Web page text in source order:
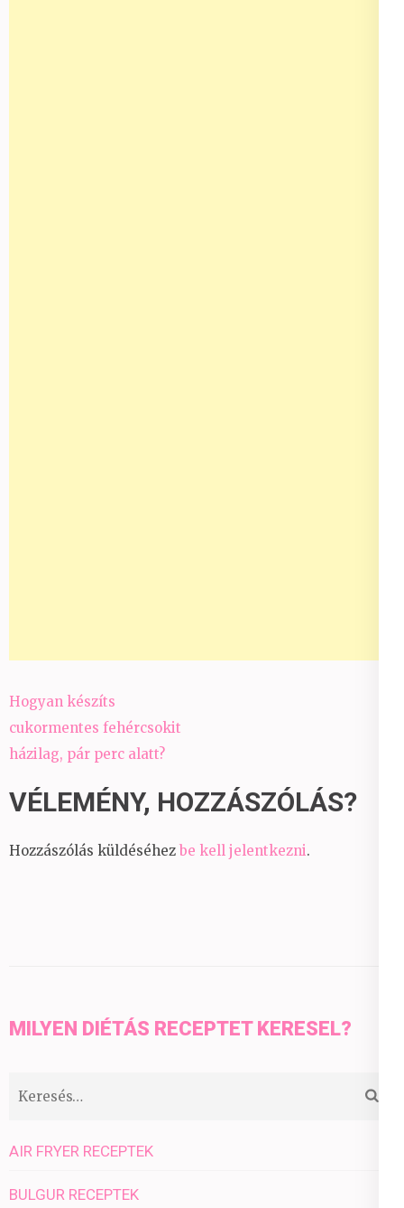
Bejegyzés
navigáció
Hogyan készíts
cukormentes fehércsokit
házilag, pár perc alatt?
VÉLEMÉNY, HOZZÁSZÓLÁS?
Hozzászólás küldéséhez be kell jelentkezni.
MILYEN DIÉTÁS RECEPTET KERESEL?
Keresés:
AIR FRYER RECEPTEK
BULGUR RECEPTEK